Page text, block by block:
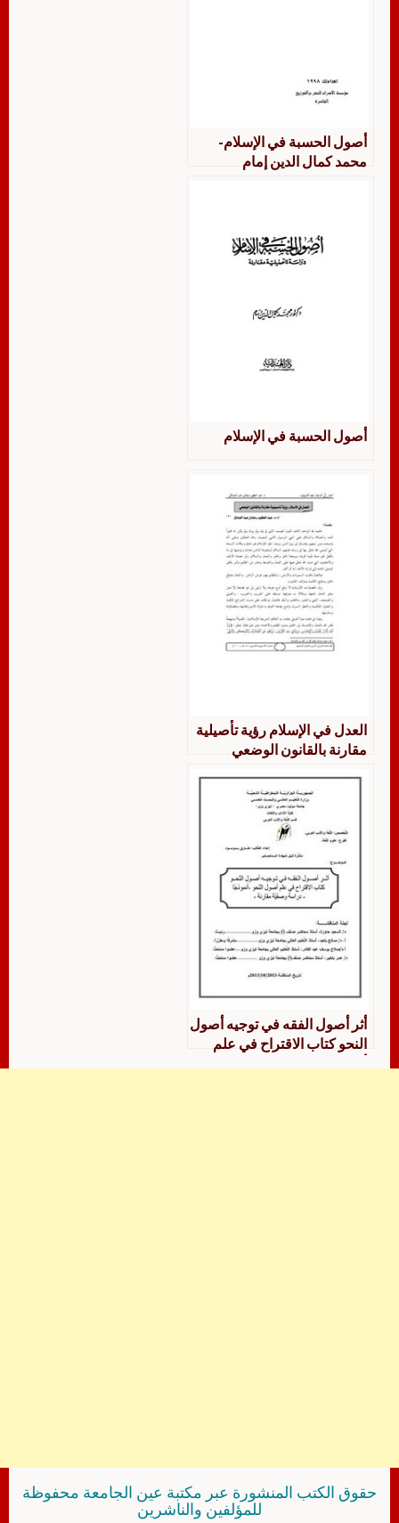
أصول الحسبة في الإسلام-
محمد كمال الدين إمام
أصول الحسبة في الإسلام
العدل في الإسلام رؤية تأصيلية
مقارنة بالقانون الوضعي
أثر أصول الفقه في توجيه أصول
النحو كتاب الاقتراح في علم
حقوق الكتب المنشورة عبر مكتبة عين الجامعة محفوظة
للمؤلفين والناشرين